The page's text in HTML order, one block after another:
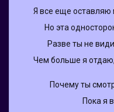
Я все еще оставляю
Но эта
Разве ты не
Чем больше я
Почему ты
Пока я